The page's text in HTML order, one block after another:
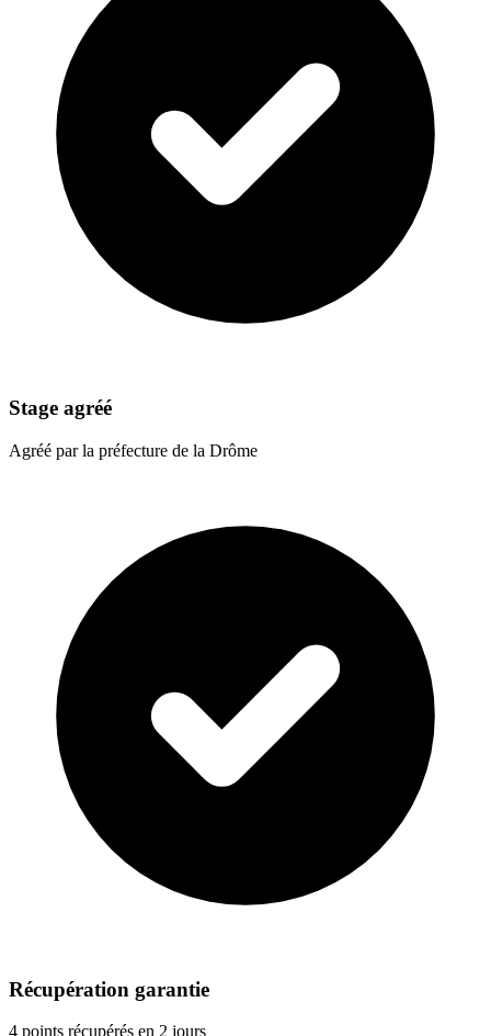
Stage agréé
Agréé par la préfecture de la Drôme
Récupération garantie
4 points récupérés en 2 jours